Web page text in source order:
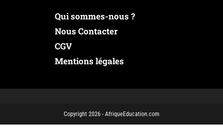
Qui sommes-nous ?
Nous Contacter
CGV
Mentions légales
Copyright 2026 - AfriqueEducation.com